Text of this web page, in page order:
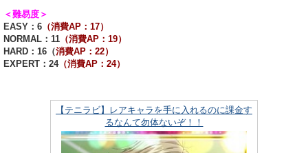
＜難易度＞
EASY：6 （消費AP：17）
NORMAL：11 （消費AP：19）
HARD：16（消費AP：22）
EXPERT：24（消費AP：24）
【テニラビ】レアキャラを手に入れるのに課金す
るなんて勿体ないぞ！！